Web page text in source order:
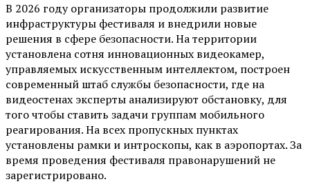
В 2026 году организаторы продолжили развитие
инфраструктуры фестиваля и внедрили новые
решения в сфере безопасности. На территории
установлена сотня инновационных видеокамер,
управляемых искусственным интеллектом, построен
современный штаб службы безопасности, где на
видеостенах эксперты анализируют обстановку, для
того чтобы ставить задачи группам мобильного
реагирования. На всех пропускных пунктах
установлены рамки и интроскопы, как в аэропортах. За
время проведения фестиваля правонарушений не
зарегистрировано.